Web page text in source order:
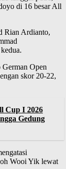
di 16 besar All
Rian Ardianto,
German Open
skor 20-22,
Cup I 2026
Gedung
Wooi Yik lewat